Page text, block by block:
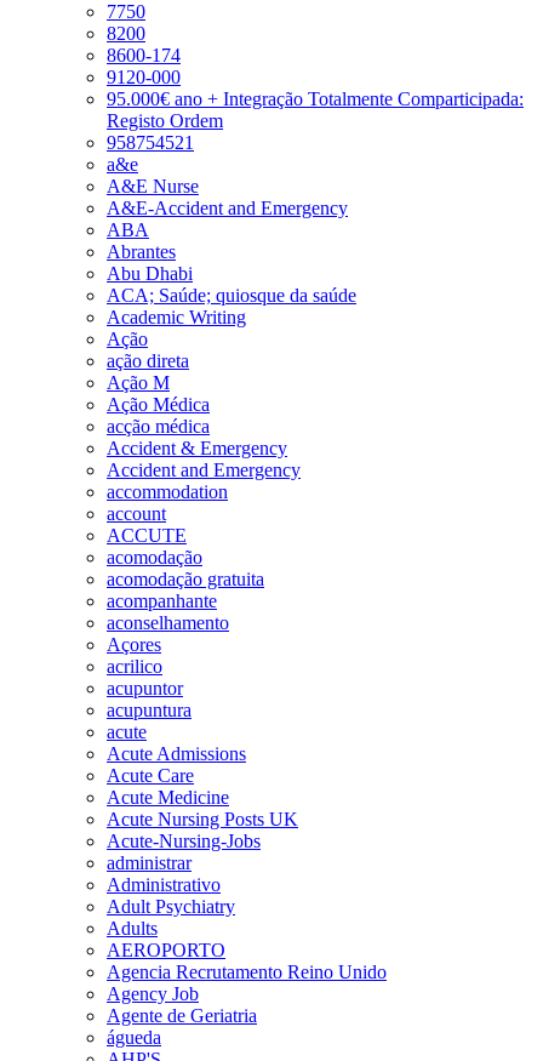
7750
8200
8600-174
9120-000
95.000€ ano + Integração Totalmente Comparticipada:
Registo Ordem
958754521
a&e
A&E Nurse
A&E-Accident and Emergency
ABA
Abrantes
Abu Dhabi
ACA; Saúde; quiosque da saúde
Academic Writing
Ação
ação direta
Ação M
Ação Médica
acção médica
Accident & Emergency
Accident and Emergency
accommodation
account
ACCUTE
acomodação
acomodação gratuita
acompanhante
aconselhamento
Açores
acrilico
acupuntor
acupuntura
acute
Acute Admissions
Acute Care
Acute Medicine
Acute Nursing Posts UK
Acute-Nursing-Jobs
administrar
Administrativo
Adult Psychiatry
Adults
AEROPORTO
Agencia Recrutamento Reino Unido
Agency Job
Agente de Geriatria
águeda